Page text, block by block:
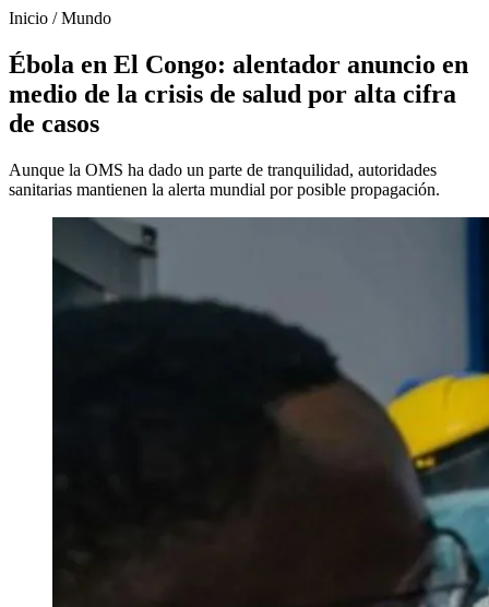
Inicio /Mundo
Ébola en El Congo: alentador anuncio en
medio de la crisis de salud por alta cifra
de casos
Aunque la OMS ha dado un parte de tranquilidad, autoridades
sanitarias mantienen la alerta mundial por posible propagación.